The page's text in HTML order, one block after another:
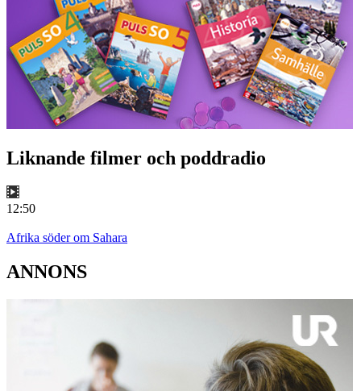
Liknande filmer och poddradio
12:50
Afrika söder om Sahara
ANNONS